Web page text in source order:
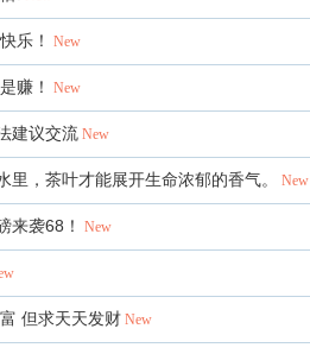
乐！ New
赚！ New
建议交流 New
里，茶叶才能展开生命浓郁的香气。 New
来袭68！ New
但求天天发财 New